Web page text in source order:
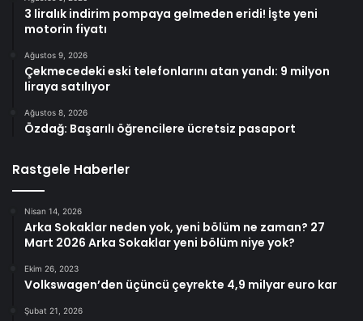
3 liralık indirim pompaya gelmeden eridi! İşte yeni
motorin fiyatı
Ağustos 9, 2026
Çekmecedeki eski telefonlarını atan yandı: 9 milyon
liraya satılıyor
Ağustos 8, 2026
Özdağ: Başarılı öğrencilere ücretsiz pasaport
Rastgele Haberler
Nisan 14, 2026
Arka Sokaklar neden yok, yeni bölüm ne zaman? 27
Mart 2026 Arka Sokaklar yeni bölüm niye yok?
Ekim 26, 2023
Volkswagen’den üçüncü çeyrekte 4,9 milyar euro kar
Şubat 21, 2026